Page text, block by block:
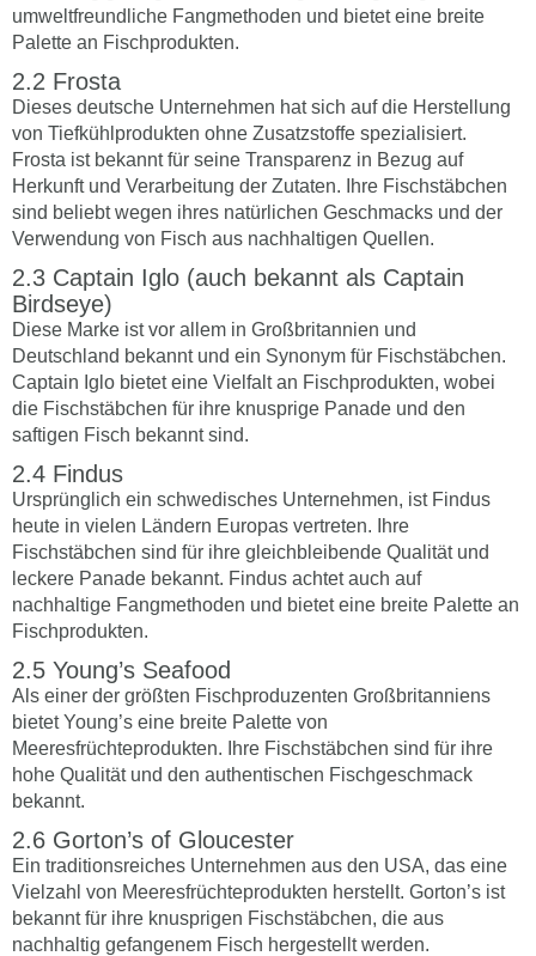
umweltfreundliche Fangmethoden und bietet eine breite
Palette an Fischprodukten.
Frosta
Dieses deutsche Unternehmen hat sich auf die Herstellung
von Tiefkühlprodukten ohne Zusatzstoffe spezialisiert.
Frosta ist bekannt für seine Transparenz in Bezug auf
Herkunft und Verarbeitung der Zutaten. Ihre Fischstäbchen
sind beliebt wegen ihres natürlichen Geschmacks und der
Verwendung von Fisch aus nachhaltigen Quellen.
Captain Iglo (auch bekannt als Captain
Birdseye)
Diese Marke ist vor allem in Großbritannien und
Deutschland bekannt und ein Synonym für Fischstäbchen.
Captain Iglo bietet eine Vielfalt an Fischprodukten, wobei
die Fischstäbchen für ihre knusprige Panade und den
saftigen Fisch bekannt sind.
Findus
Ursprünglich ein schwedisches Unternehmen, ist Findus
heute in vielen Ländern Europas vertreten. Ihre
Fischstäbchen sind für ihre gleichbleibende Qualität und
leckere Panade bekannt. Findus achtet auch auf
nachhaltige Fangmethoden und bietet eine breite Palette an
Fischprodukten.
Young’s Seafood
Als einer der größten Fischproduzenten Großbritanniens
bietet Young’s eine breite Palette von
Meeresfrüchteprodukten. Ihre Fischstäbchen sind für ihre
hohe Qualität und den authentischen Fischgeschmack
bekannt.
Gorton’s of Gloucester
Ein traditionsreiches Unternehmen aus den USA, das eine
Vielzahl von Meeresfrüchteprodukten herstellt. Gorton’s ist
bekannt für ihre knusprigen Fischstäbchen, die aus
nachhaltig gefangenem Fisch hergestellt werden.